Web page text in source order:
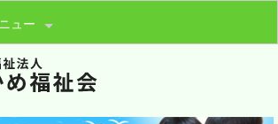
ュー